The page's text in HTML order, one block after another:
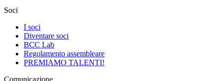
Soci
I soci
Diventare soci
BCC Lab
Regolamento assembleare
PREMIAMO TALENTI!
Comunicazione